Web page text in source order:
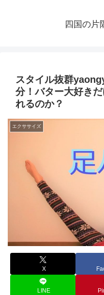
四国の片
スタイル抜群
分！バター大好き
れるのか？
エクササイズ
X
LINE